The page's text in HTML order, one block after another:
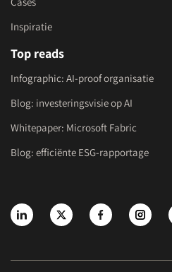
Inspiratie
Top reads
Infographic: AI-proof organisatie
Blog: investeringsvisie op AI
Whitepaper: Microsoft Fabric
Blog: efficiënte ESG-rapportage